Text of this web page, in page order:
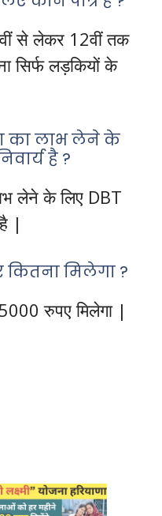
से लेकर 12वीं तक
सिर्फ लड़कियों के
का लाभ लेने के
है ?
लेने के लिए DBT
|
कितना मिलेगा ?
रुपए मिलेगा |